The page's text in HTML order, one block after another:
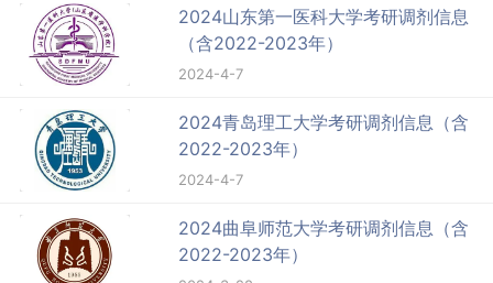
2024山东第一医科大学考研调剂信息
（含2022-2023年）
2024-4-7
2024青岛理工大学考研调剂信息（含
2022-2023年）
2024-4-7
2024曲阜师范大学考研调剂信息（含
2022-2023年）